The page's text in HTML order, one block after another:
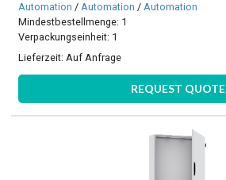
Automation /Automation /Automation
Mindestbestellmenge: 1
Verpackungseinheit: 1
Lieferzeit: Auf Anfrage
REQUEST QUOTE